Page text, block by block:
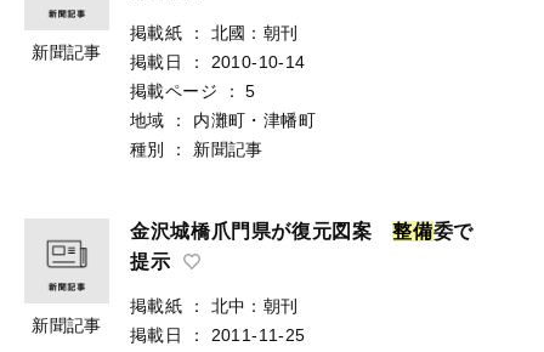
新聞記事
掲載紙 ：
北國：朝刊
掲載日
：
2010-10-14
掲載ページ
：
5
地域
：
内灘町・津幡町
種別
： 新聞記事
新聞記事
金沢城橋爪門県が復元図案整備委で
提示
掲載紙 ：
北中：朝刊
掲載日
：
2011-11-25